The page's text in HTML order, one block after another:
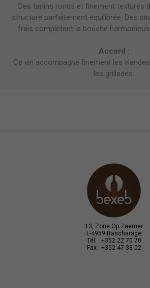
Des tanins ronds et finement texturés
structure parfaitement équilibrée. Des
frais complètent la bouche
Accord :
Ce vin accompagne finement les
les grillades.
13, Zone Op Zaemer
L-4959 Bascharage
Tél. : +352 22 70 70
Fax : +352 47 38 02